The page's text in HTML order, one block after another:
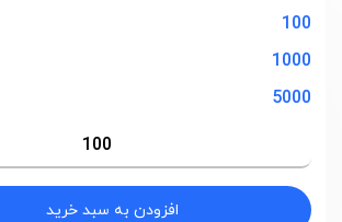
100
1000
5000
افزودن به سبد خرید